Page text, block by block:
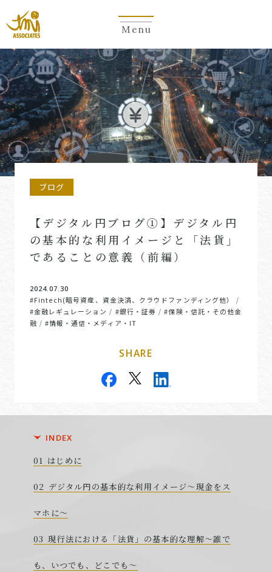
Menu
ブログ
【デジタル円ブログ①】デジタル円
の基本的な利用イメージと「法貨」
であることの意義（前編）
2024.07.30
#Fintech(暗号資産、資金決済、クラウドファンディング他） /
#金融レギュレーション / #銀行・証券 /#保険・信託・その他金
融 / #情報・通信・メディア・IT
SHARE
INDEX
はじめに
デジタル円の基本的な利用イメージ～現金をス
マホに～
現行法における「法貨」の基本的な理解～誰で
も、いつでも、どこでも～